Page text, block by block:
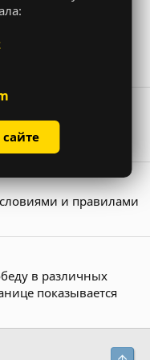
действия на
список
данный сайт
и правилами
в различных
показывается